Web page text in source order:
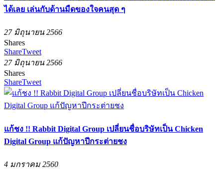
ได้เลย เล่นกับด้านมืดของใจคนสุด ๆ
27 มิถุนายน 2566
Shares
ShareTweet
27 มิถุนายน 2566
Shares
ShareTweet
แก้ชง !! Rabbit Digital Group เปลี่ยนชื่อบริษัทเป็น Chicken
Digital Group แก้ปัญหาปีกระต่ายชง
4 มกราคม 2560